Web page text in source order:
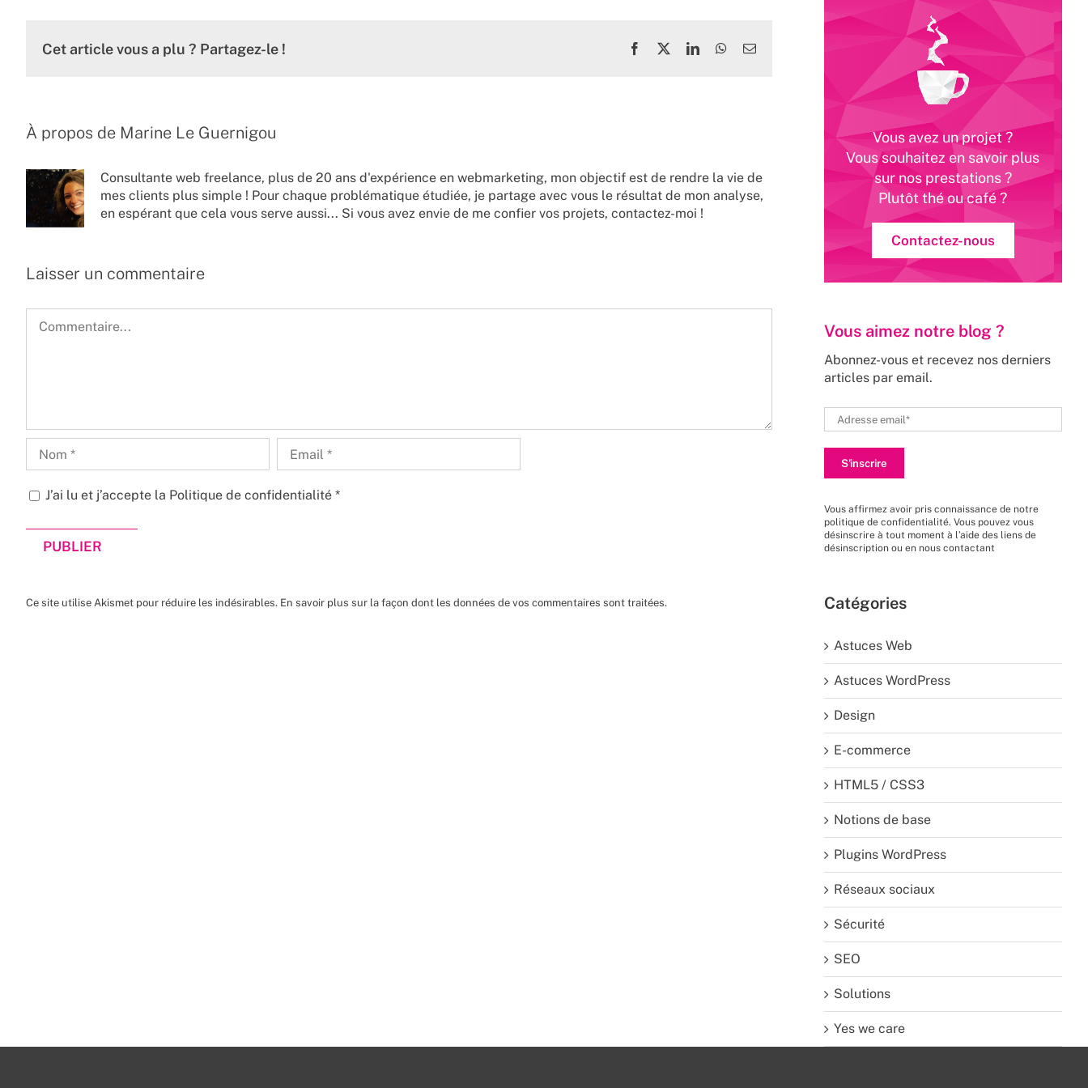
Cet article vous a plu ? Partagez-le ! Facebook
X LinkedInWhatsApp
Email
À propos de Marine Le Guernigou
Consultante web freelance, plus de 20 ans d'expérience en webmarketing, mon objectif est de rendre la vie de
mes clients plus simple ! Pour chaque problématique étudiée, je partage avec vous le résultat de mon analyse,
en espérant que cela vous serve aussi... Si vous avez envie de me confier vos projets, contactez-moi !
Laisser un commentaire
J’ai lu et j’accepte la Politique de confidentialité *
Ce site utilise Akismet pour réduire les indésirables. En savoir plus sur la façon dont les données de vos commentaires sont traitées.
Vous avez un projet ?
Vous souhaitez en savoir plus
sur nos prestations ?
Plutôt thé ou café ?
Contactez-nous
Vous aimez notre blog ?
Abonnez-vous et recevez nos derniers
articles par email.
Vous affirmez avoir pris connaissance de notre
politique de confidentialité. Vous pouvez vous
désinscrire à tout moment à l’aide des liens de
désinscription ou en nous contactant
Catégories
Astuces Web
Astuces WordPress
Design
E-commerce
HTML5 / CSS3
Notions de base
Plugins WordPress
Réseaux sociaux
Sécurité
SEO
Solutions
Yes we care